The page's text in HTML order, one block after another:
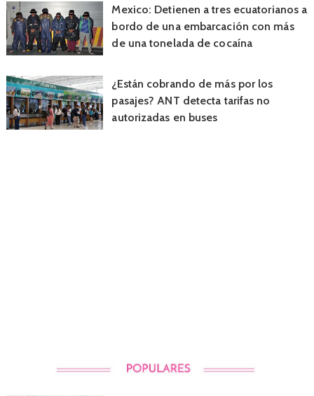
Mexico: Detienen a tres ecuatorianos a
bordo de una embarcación con más
de una tonelada de cocaína
¿Están cobrando de más por los
pasajes? ANT detecta tarifas no
autorizadas en buses